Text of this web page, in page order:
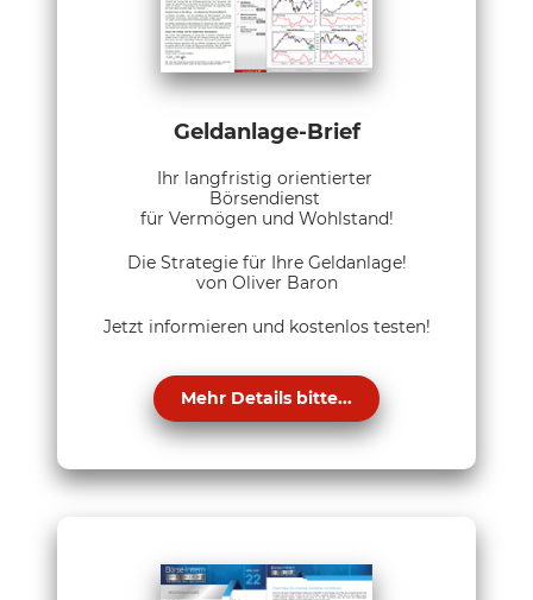
Geldanlage-Brief
Ihr langfristig orientierter
Börsendienst
für Vermögen und Wohlstand!
Die Strategie für Ihre Geldanlage!
von Oliver Baron
Jetzt informieren und kostenlos testen!
Mehr Details bitte...